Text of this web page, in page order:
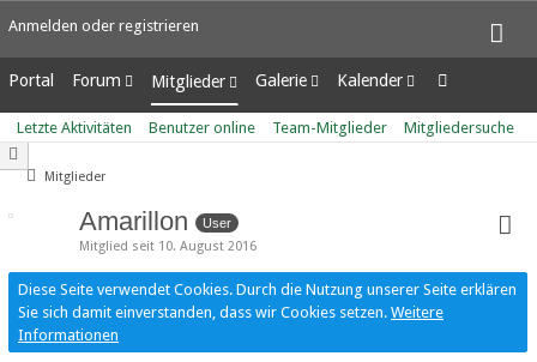
Anmelden oder registrieren
Portal Forum
Unerledigte Themen
Mitglieder
Letzte Aktivitäten
Benutzer online
Galerie
Alben
Bilder
Kalender
Wochenansicht
Tagesansicht
Letzte Aktivitäten Benutzer online Team-Mitglieder Mitgliedersuche
Mitglieder
Amarillon User
Mitglied seit 10. August 2016
Diese Seite verwendet Cookies. Durch die Nutzung unserer Seite erklären
Sie sich damit einverstanden, dass wir Cookies setzen. Weitere
Informationen